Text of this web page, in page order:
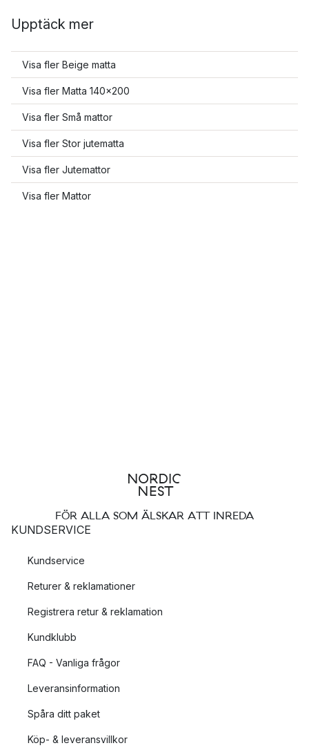
Upptäck mer
Visa fler Beige matta
Visa fler Matta 140x200
Visa fler Små mattor
Visa fler Stor jutematta
Visa fler Jutemattor
Visa fler Mattor
FÖR ALLA SOM ÄLSKAR ATT INREDA
KUNDSERVICE
Kundservice
Returer & reklamationer
Registrera retur & reklamation
Kundklubb
FAQ - Vanliga frågor
Leveransinformation
Spåra ditt paket
Köp- & leveransvillkor